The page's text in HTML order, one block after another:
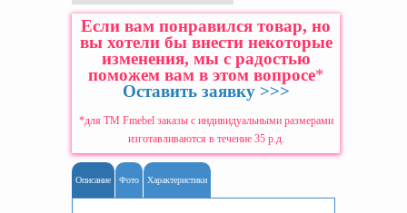
Если вам понравился товар, но
вы хотели бы внести некоторые
изменения, мы с радостью
поможем вам в этом вопросе*
Оставить заявку >>>
*для ТМ Fmebel заказы с индивидуальными размерами
изготавливаются в течение 35 р.д.
Описание Фото Характеристики